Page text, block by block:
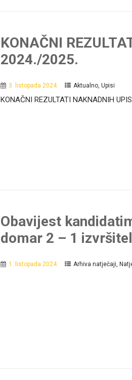
KONAČNI
2024./2025.
3. listopada 2024. Aktualno, Upisi
KONAČNI REZULTATI NAKNADNIH
Obavijest
domar 2 – 1
1. listopada 2024. Arhiva natječaji,